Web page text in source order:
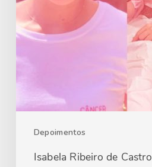
Depoimentos
Isabela Ribeiro de Castro